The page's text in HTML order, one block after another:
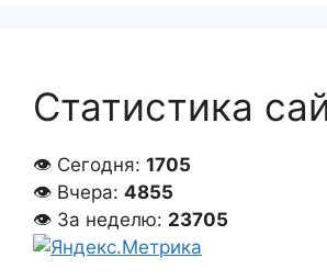
Статистика
👁 Сегодня: 1705
👁 Вчера: 4855
👁 За неделю: 23705